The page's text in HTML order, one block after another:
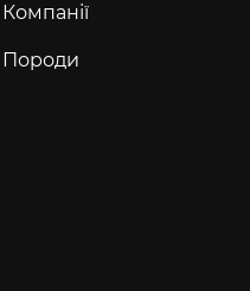
Компанії
Породи